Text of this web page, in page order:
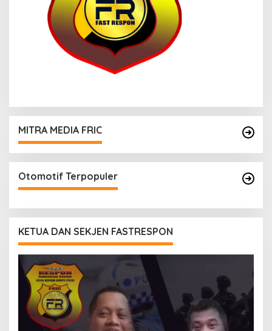
MITRA MEDIA FRIC
Otomotif Terpopuler
KETUA DAN SEKJEN FASTRESPON